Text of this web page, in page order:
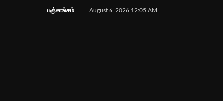
பஞ்சாங்கம் August 6, 2026 12:05 AM